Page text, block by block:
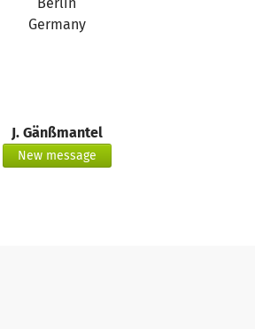
Germany
J. Gänßmantel
New message